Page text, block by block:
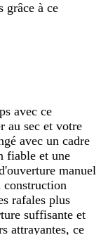
grâce à ce
avec ce
au sec et votre
avec un cadre
fiable et une
manuel
construction
rafales plus
suffisante et
attrayantes, ce